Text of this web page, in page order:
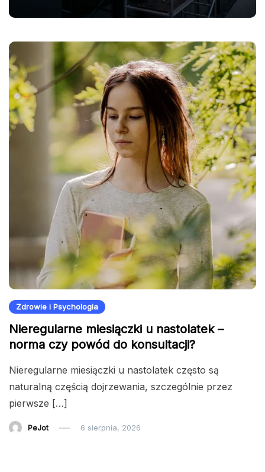
Zdrowie i Psychologia
Nieregularne miesiączki u nastolatek –
norma czy powód do konsultacji?
Nieregularne miesiączki u nastolatek często są
naturalną częścią dojrzewania, szczególnie przez
pierwsze […]
PeJot 6 sierpnia, 2026